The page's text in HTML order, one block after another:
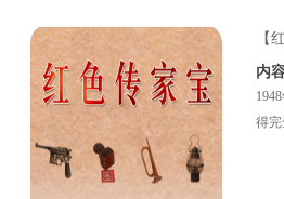
【
内
得完